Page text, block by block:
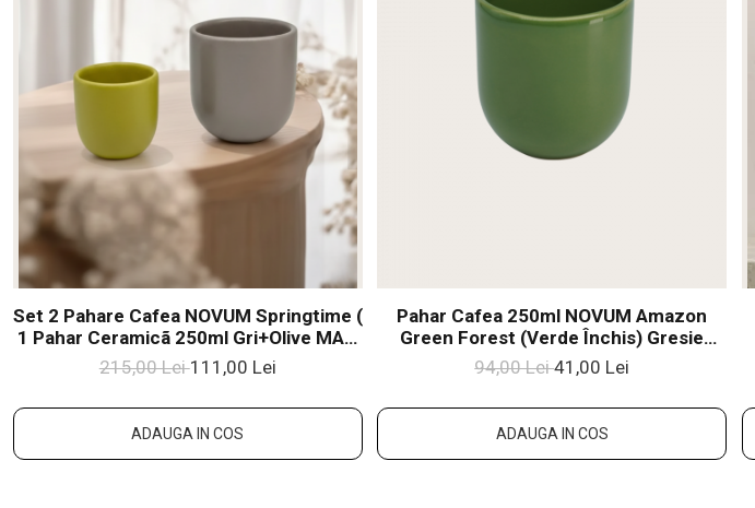
Set 2 Pahare Cafea NOVUM Springtime (
1 Pahar Ceramicã 250ml Gri+Olive MAT,
1 Pahar Ceramicã 80ml Galben+Verde
Mat) Glazurat Manual
215,00 Lei111,00 Lei
ADAUGA IN COS
Pahar Cafea 250ml NOVUM Amazon
Green Forest (Verde Închis) Gresie
Ceramică Glazurată Manual
94,00 Lei41,00 Lei
ADAUGA IN COS